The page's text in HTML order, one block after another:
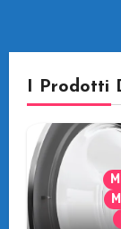
I Prodotti